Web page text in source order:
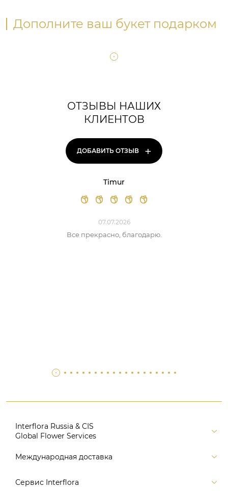
Дополните ваш букет подарком
ОТЗЫВЫ НАШИХ
КЛИЕНТОВ
ДОБАВИТЬ ОТЗЫВ +
Timur
07.07.2026
Все прекрасно, благодарю.
Interflora Russia & CIS
Global Flower Services
Версия для печати
Поиск
Международная доставка
Россия
Сервис Interflora